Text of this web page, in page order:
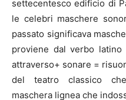
settecentesco edificio di
le celebri maschere
passato significava
proviene dal verbo
attraverso+ sonare =
del teatro classico
maschera lignea che